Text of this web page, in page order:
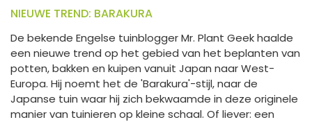
NIEUWE TREND: BARAKURA
De bekende Engelse tuinblogger Mr. Plant Geek haalde
een nieuwe trend op het gebied van het beplanten van
potten, bakken en kuipen vanuit Japan naar West-
Europa. Hij noemt het de 'Barakura'-stijl, naar de
Japanse tuin waar hij zich bekwaamde in deze originele
manier van tuinieren op kleine schaal. Of liever: een